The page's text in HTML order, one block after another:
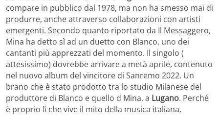
compare in pubblico dal 1978, ma non ha smesso mai di
produrre, anche attraverso collaborazioni con artisti
emergenti. Secondo quanto riportato da Il Messaggero,
Mina ha detto sì ad un duetto con Blanco, uno dei
cantanti più apprezzati del momento. Il singolo (
attesissimo) dovrebbe arrivare a metà aprile, contenuto
nel nuovo album del vincitore di Sanremo 2022. Un
brano che è stato prodotto tra lo studio Milanese del
produttore di Blanco e quello d Mina, a Lugano. Perché
è proprio lì che vive il mito della musica italiana.